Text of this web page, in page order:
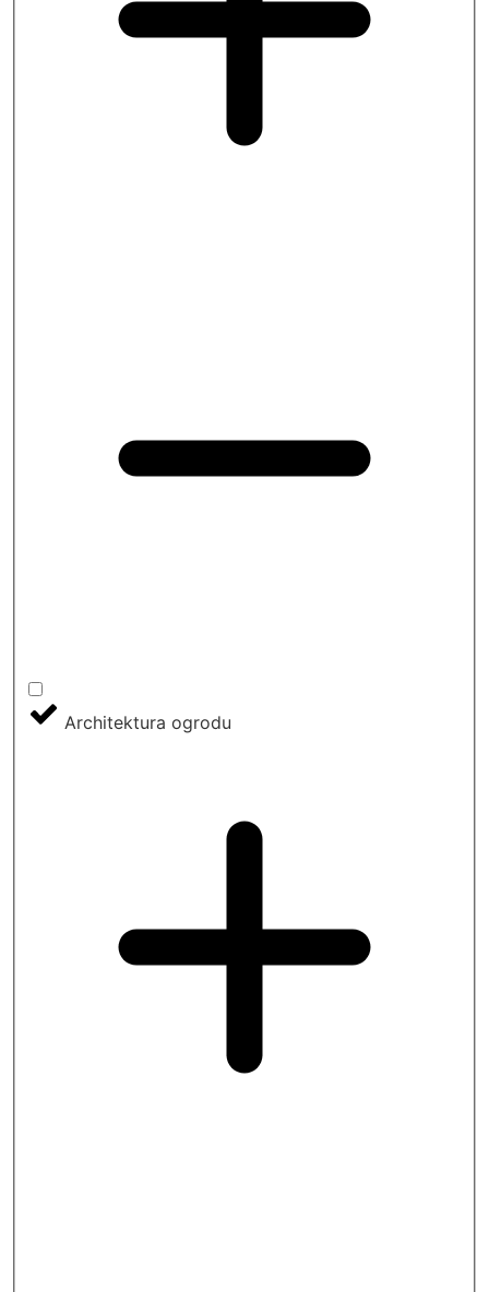
Architektura ogrodu